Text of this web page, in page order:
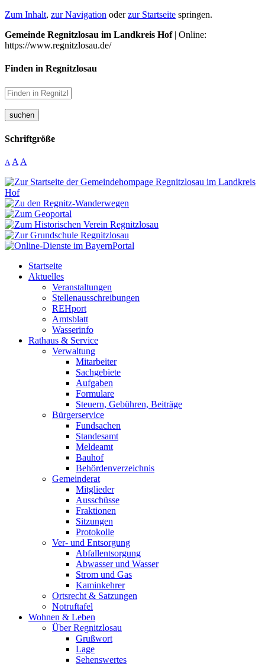
Zum Inhalt, zur Navigation oderzur Startseite springen.
Gemeinde Regnitzlosau im Landkreis Hof| Online:
https://www.regnitzlosau.de/
Finden in Regnitzlosau
suchen
Schriftgröße
A A A
Startseite
Aktuelles
Veranstaltungen
Stellenausschreibungen
REHport
Amtsblatt
Wasserinfo
Rathaus & Service
Verwaltung
Mitarbeiter
Sachgebiete
Aufgaben
Formulare
Steuern, Gebühren, Beiträge
Bürgerservice
Fundsachen
Standesamt
Meldeamt
Bauhof
Behördenverzeichnis
Gemeinderat
Mitglieder
Ausschüsse
Fraktionen
Sitzungen
Protokolle
Ver- und Entsorgung
Abfallentsorgung
Abwasser und Wasser
Strom und Gas
Kaminkehrer
Ortsrecht & Satzungen
Notruftafel
Wohnen & Leben
Über Regnitzlosau
Grußwort
Lage
Sehenswertes